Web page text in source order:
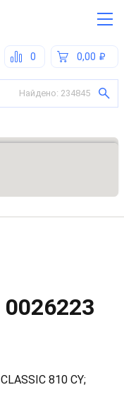
0,00
0
Найдено: 234845
0026223
810 CY;